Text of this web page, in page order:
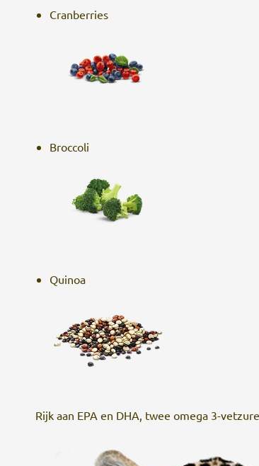
Cranberries
Broccoli
Quinoa
Rijk aan EPA en DHA, twee omega 3-